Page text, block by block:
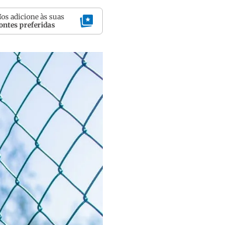
adicione às suas
preferidas